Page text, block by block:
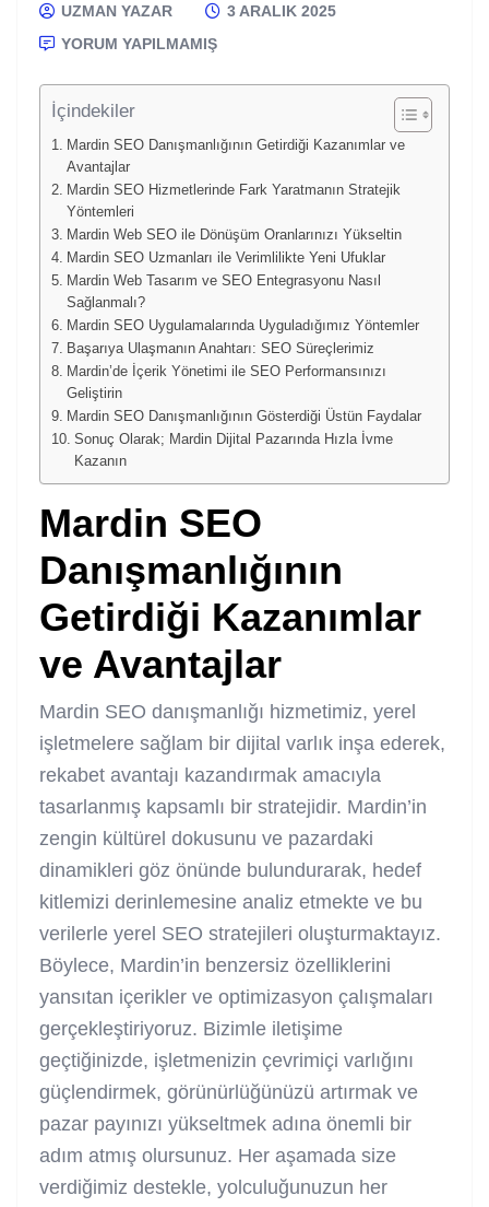
UZMAN YAZAR
3 ARALIK 2025
YORUM YAPILMAMIŞ
İçindekiler
Mardin SEO Danışmanlığının Getirdiği Kazanımlar ve
Avantajlar
Mardin SEO Hizmetlerinde Fark Yaratmanın Stratejik
Yöntemleri
Mardin Web SEO ile Dönüşüm Oranlarınızı Yükseltin
Mardin SEO Uzmanları ile Verimlilikte Yeni Ufuklar
Mardin Web Tasarım ve SEO Entegrasyonu Nasıl
Sağlanmalı?
Mardin SEO Uygulamalarında Uyguladığımız Yöntemler
Başarıya Ulaşmanın Anahtarı: SEO Süreçlerimiz
Mardin’de İçerik Yönetimi ile SEO Performansınızı
Geliştirin
Mardin SEO Danışmanlığının Gösterdiği Üstün Faydalar
Sonuç Olarak; Mardin Dijital Pazarında Hızla İvme
Kazanın
Mardin SEO
Danışmanlığının
Getirdiği Kazanımlar
ve Avantajlar
Mardin SEO danışmanlığı hizmetimiz, yerel
işletmelere sağlam bir dijital varlık inşa ederek,
rekabet avantajı kazandırmak amacıyla
tasarlanmış kapsamlı bir stratejidir. Mardin’in
zengin kültürel dokusunu ve pazardaki
dinamikleri göz önünde bulundurarak, hedef
kitlemizi derinlemesine analiz etmekte ve bu
verilerle yerel SEO stratejileri oluşturmaktayız.
Böylece, Mardin’in benzersiz özelliklerini
yansıtan içerikler ve optimizasyon çalışmaları
gerçekleştiriyoruz. Bizimle iletişime
geçtiğinizde, işletmenizin çevrimiçi varlığını
güçlendirmek, görünürlüğünüzü artırmak ve
pazar payınızı yükseltmek adına önemli bir
adım atmış olursunuz. Her aşamada size
verdiğimiz destekle, yolculuğunuzun her